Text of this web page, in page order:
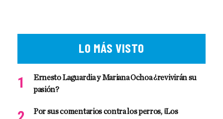
LO MÁS VISTO
Ernesto Laguardia y Mariana Ochoa ¿revivirán su
pasión?
Por sus comentarios contra los perros, ¡Los